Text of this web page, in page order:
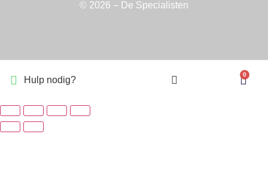
© 2026 – De Specialisten
Hulp nodig?
0